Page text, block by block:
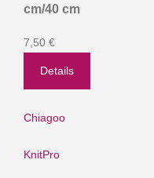
cm/40 cm
7,50 €
Details
Chiagoo
KnitPro